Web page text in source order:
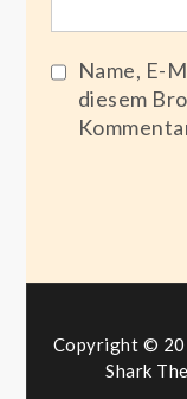
Name, E-
diesem
Copyright ©
Shark